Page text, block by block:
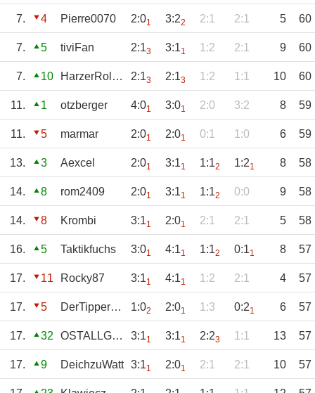
7. 4 Pierre0070 2:01 3:22 2:1 2:1 5 60
7. 5 tiviFan 2:13 3:11 1:2 2:1 9 60
7. 10 HarzerRoller 2:13 2:13 1:2 1:1 10 60
11. 1 otzberger 4:01 3:01 2:0 3:2 8 59
11. 5 marmar 2:01 2:01 0:1 1:0 6 59
13. 3 Aexcel 2:01 3:11 1:12 1:21 8 58
14. 8 rom2409 2:01 3:11 1:12 0:0 9 58
14. 8 Krombi 3:11 2:01 2:1 2:1 5 58
16. 5 Taktikfuchs 3:01 4:11 1:12 0:11 8 57
17. 11 Rocky87 3:11 4:11 1:2 2:1 4 57
17. 5 DerTipperOnkel 1:02 2:01 1:3 0:21 6 57
17. 32 OSTALLGÄUER 3:11 3:11 2:23 1:1 13 57
17. 9 DeichzuWatt 3:11 2:01 2:1 2:1 10 57